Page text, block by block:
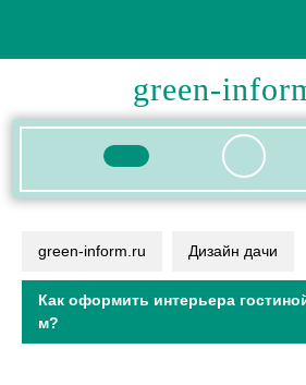
содержимому
green-
Кнопка
green-inform.ru Дизайн дачи
Как оформить интерьера
м?